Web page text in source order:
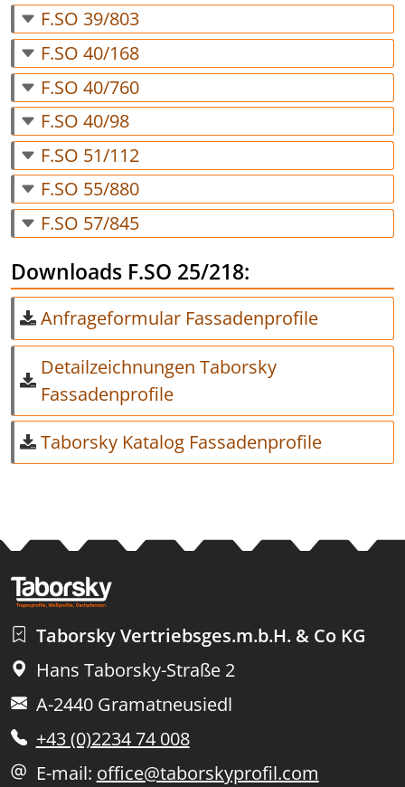
F.SO 39/803
F.SO 40/168
F.SO 40/760
F.SO 40/98
F.SO 51/112
F.SO 55/880
F.SO 57/845
Downloads F.SO 25/218:
Anfrageformular Fassadenprofile
Detailzeichnungen Taborsky
Fassadenprofile
Taborsky Katalog Fassadenprofile
Taborsky Vertriebsges.m.b.H. & Co KG
Hans Taborsky-Straße 2
A-2440 Gramatneusiedl
+43 (0)2234 74 008
E-mail: office@taborskyprofil.com